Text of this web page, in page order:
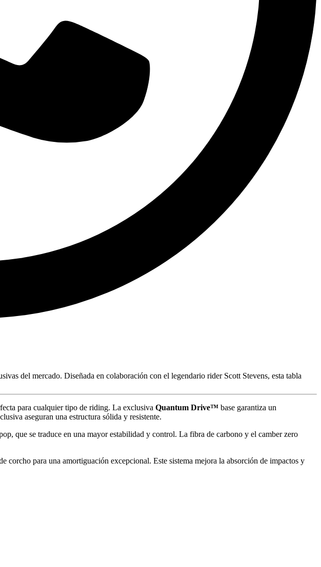
del mercado. Diseñada en colaboración con el legendario rider Scott Stevens, esta tabla
para cualquier tipo de riding. La exclusiva Quantum Drive™ base garantiza un
aseguran una estructura sólida y resistente.
que se traduce en una mayor estabilidad y control. La fibra de carbono y el camber zero
corcho para una amortiguación excepcional. Este sistema mejora la absorción de impactos y